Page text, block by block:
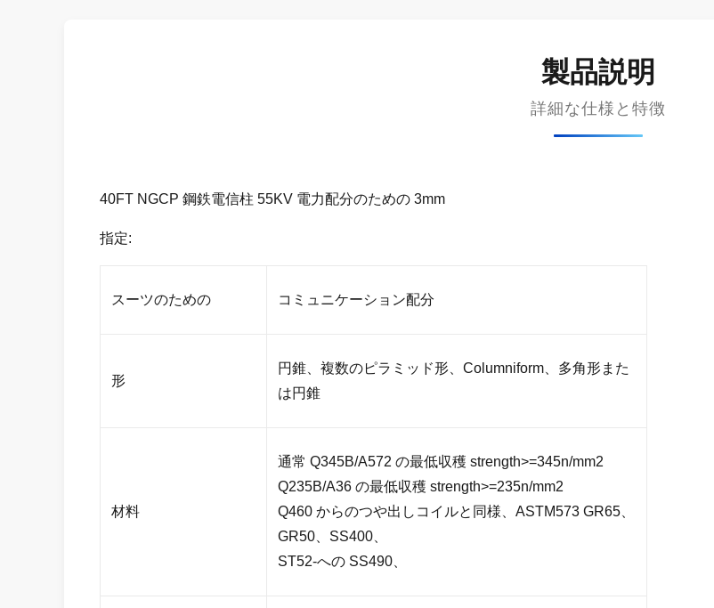
製品説明
詳細な仕様と特徴
40FT NGCP 鋼鉄電信柱 55KV 電力配分のための 3mm
指定:
スーツのための コミュニケーション配分
形
円錐、複数のピラミッド形、Columniform、多角形また
は円錐
材料
通常 Q345B/A572 の最低収穫 strength>=345n/mm2
Q235B/A36 の最低収穫 strength>=235n/mm2
Q460 からのつや出しコイルと同様、ASTM573 GR65、
GR50、SS400、
ST52-への SS490、